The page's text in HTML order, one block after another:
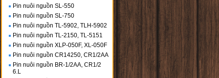
Pin nuôi nguồn SL-550
Pin nuôi nguồn SL-750
Pin nuôi nguồn TL-5902, TLH-5902
Pin nuôi nguồn TL-2150, TL-5151
Pin nuôi nguồn XLP-050F, XL-050F
Pin nuôi nguồn CR14250, CR1/2AA
Pin nuôi nguồn BR-1/2AA, CR1/2
6.L